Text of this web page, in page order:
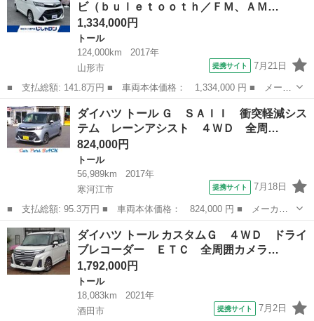
ストップ 両...
ビ（ｂｕｌｅｔｏｏｔｈ／ＦＭ、ＡＭ…
1,334,000円
トール
124,000km
2017年
山形市
提携サイト 7月21日
■ 支払総額: 141.8万円 ■ 車両本体価格： 1,334,000 円 ■ メーカ
ー名： ダイハツ ■ 車種名： トール ■ グレード名： Ｇ ＳＡ
ＩＩ 社外メモリナビ（ｂｕｌｅｔｏｏｔｈ／ＦＭ、ＡＭ／フルセグ
ＴＶ／Ｃ...
山形 山形市 トール
ダイハツ トール Ｇ ＳＡＩＩ 衝突軽減シス
テム レーンアシスト ４ＷＤ 全周…
824,000円
トール
56,989km
2017年
寒河江市
提携サイト 7月18日
■ 支払総額: 95.3万円 ■ 車両本体価格： 824,000 円 ■ メーカー
名： ダイハツ ■ 車種名： トール ■ グレード名： Ｇ ＳＡＩ
Ｉ 衝突軽減システム レーンアシスト ４ＷＤ 全周囲・バック・
サイド・フロ...
山形 寒河江市 トール
ダイハツ トール カスタムＧ ４ＷＤ ドライ
ブレコーダー ＥＴＣ 全周囲カメラ…
1,792,000円
トール
18,083km
2021年
酒田市
提携サイト 7月2日